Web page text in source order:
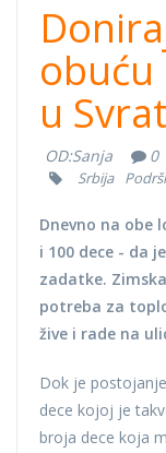
obuću
u
OD:Sanja 0
Srbija
Dnevno na obe
i 100 dece - da
zadatke.
potreba za
žive i rade na
Dok je
dece kojoj je
broja dece koja